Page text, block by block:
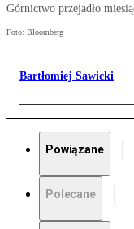
Górnictwo przejadło
Foto: Bloomberg
Bartłomiej Sawicki
Powiązane
Polecane